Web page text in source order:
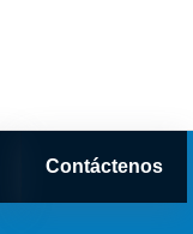
Contáctenos